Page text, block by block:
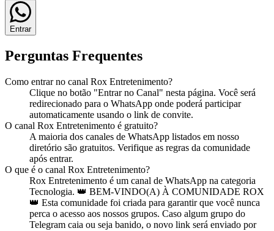
Entrar
Perguntas Frequentes
Como entrar no canal Rox Entretenimento?
Clique no botão "Entrar no Canal" nesta página. Você será
redirecionado para o WhatsApp onde poderá participar
automaticamente usando o link de convite.
O canal Rox Entretenimento é gratuito?
A maioria dos canales de WhatsApp listados em nosso
diretório são gratuitos. Verifique as regras da comunidade
após entrar.
O que é o canal Rox Entretenimento?
Rox Entretenimento é um canal de WhatsApp na categoria
Tecnologia. 👑 BEM-VINDO(A) À COMUNIDADE ROX
👑 Esta comunidade foi criada para garantir que você nunca
perca o acesso aos nossos grupos. Caso algum grupo do
Telegram caia ou seja banido, o novo link será enviado por